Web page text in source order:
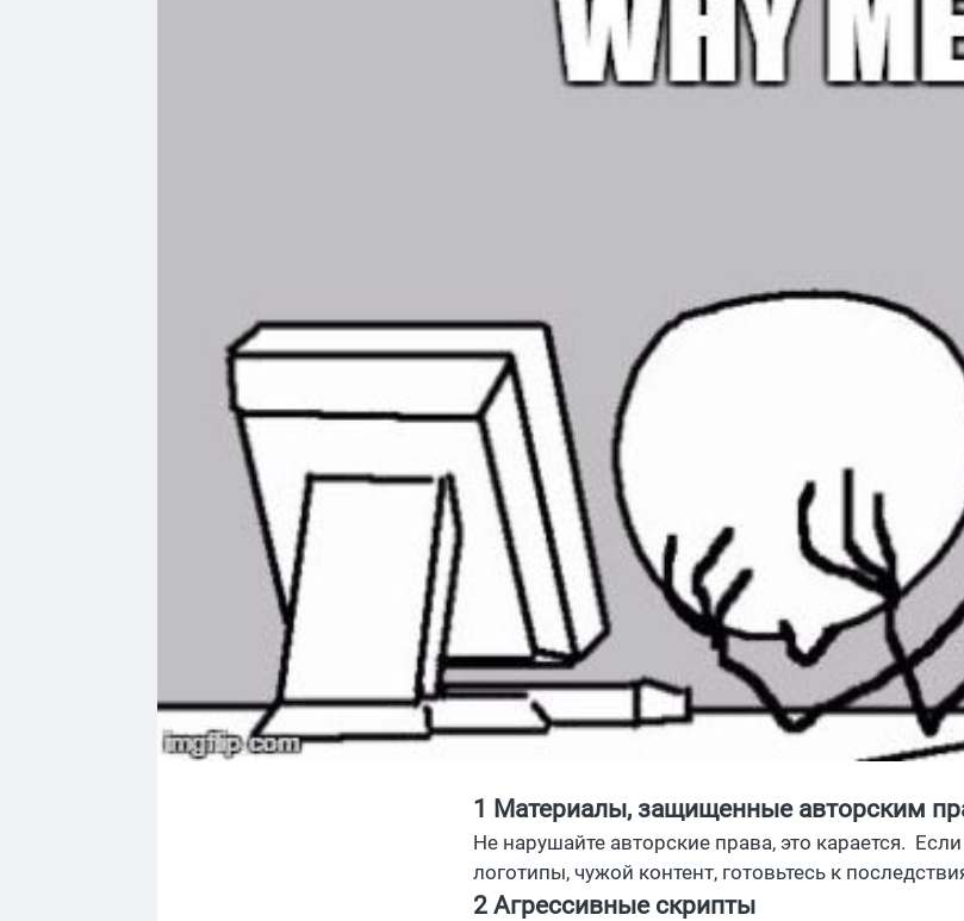
1 Материалы, защищенные авторским
Не нарушайте авторские права, это карается.
логотипы, чужой контент, готовьтесь к
2 Агрессивные скрипты